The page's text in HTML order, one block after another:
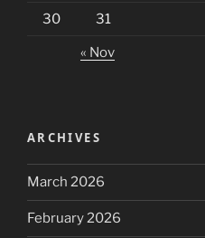
30 31
« Nov
ARCHIVES
March 2026
February 2026